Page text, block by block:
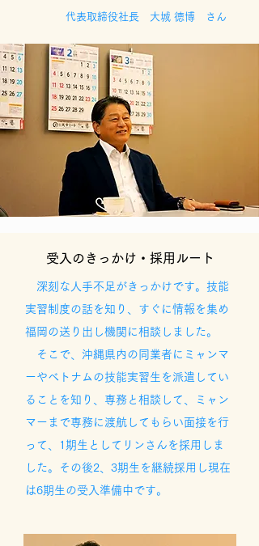
代表取締役社長 大城 徳博 さん
受入のきっかけ・採用ルート
深刻な人手不足がきっかけです。技能
実習制度の話を知り、すぐに情報を集め
福岡の送り出し機関に相談しました。
そこで、沖縄県内の同業者にミャンマ
ーやベトナムの技能実習生を派遣してい
ることを知り、専務と相談して、ミャン
マーまで専務に渡航してもらい面接を行
って、1期生としてリンさんを採用しま
した。その後2、3期生を継続採用し現在
は6期生の受入準備中です。